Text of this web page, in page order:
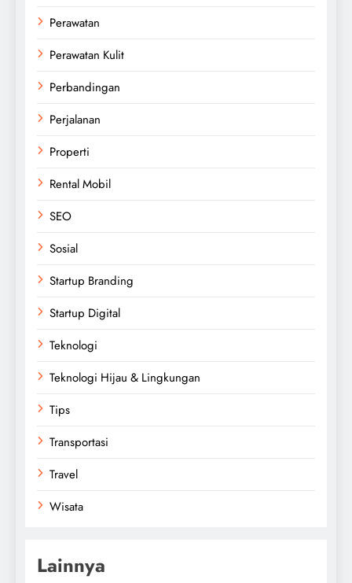
Perawatan
Perawatan Kulit
Perbandingan
Perjalanan
Properti
Rental Mobil
SEO
Sosial
Startup Branding
Startup Digital
Teknologi
Teknologi Hijau & Lingkungan
Tips
Transportasi
Travel
Wisata
Lainnya